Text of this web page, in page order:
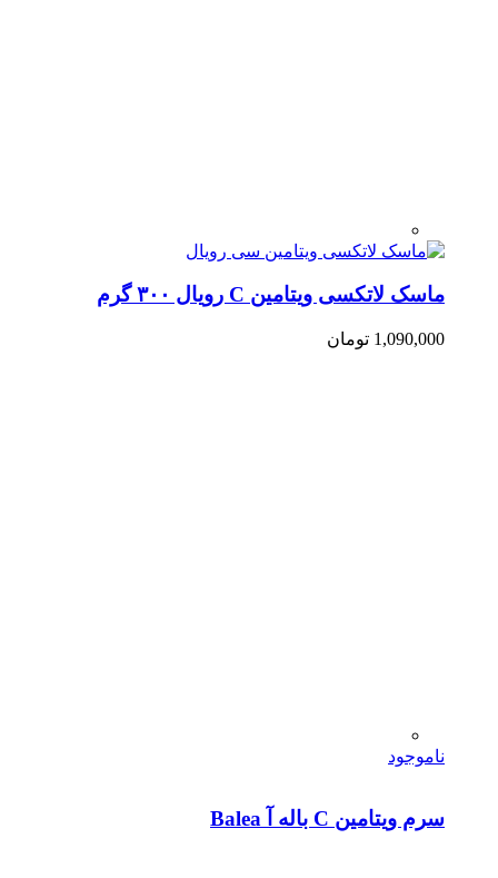
ماسک لاتکسی ویتامین C رویال ۳۰۰ گرم
1,090,000 تومان
ناموجود
سرم ویتامین C باله آ Balea